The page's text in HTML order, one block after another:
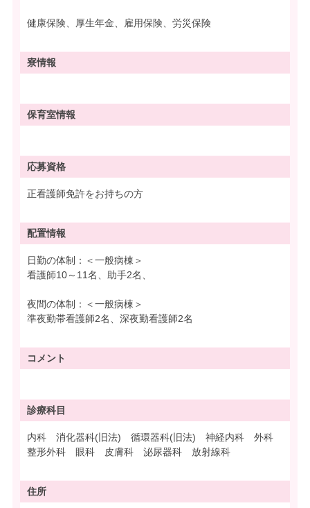
健康保険、厚生年金、雇用保険、労災保険
寮情報
保育室情報
応募資格
正看護師免許をお持ちの方
配置情報
日勤の体制：＜一般病棟＞
看護師10～11名、助手2名、
夜間の体制：＜一般病棟＞
準夜勤帯看護師2名、深夜勤看護師2名
コメント
診療科目
内科 消化器科(旧法) 循環器科(旧法) 神経内科 外科
整形外科 眼科 皮膚科 泌尿器科 放射線科
住所